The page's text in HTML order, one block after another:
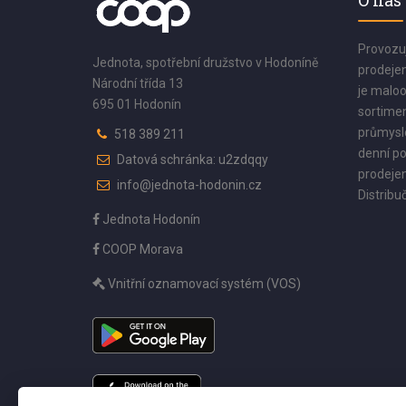
Jednota, spotřební družstvo v Hodoníně
Národní třída 13
695 01 Hodonín
518 389 211
Datová schránka: u2zdqqy
info@jednota-hodonin.cz
Jednota Hodonín
COOP Morava
Vnitřní oznamovací systém (VOS)
je
denní